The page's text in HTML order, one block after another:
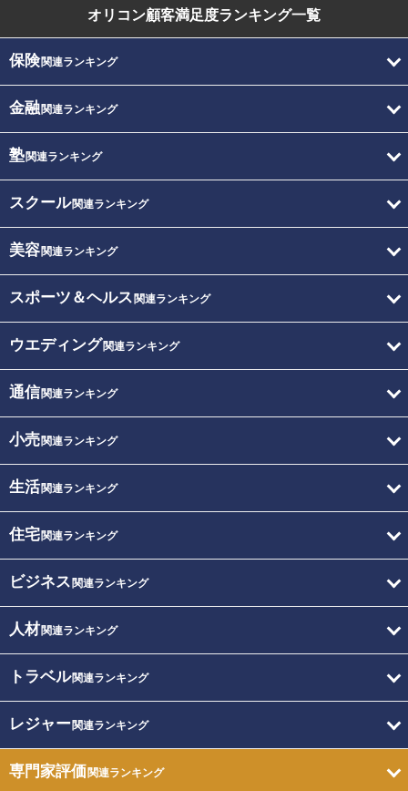
オリコン顧客満足度ランキング一覧
保険関連ランキング
金融関連ランキング
塾関連ランキング
スクール関連ランキング
美容関連ランキング
スポーツ＆ヘルス 関連ランキング
ウエディング関連ランキング
通信関連ランキング
小売関連ランキング
生活関連ランキング
住宅関連ランキング
ビジネス 関連ランキング
人材関連ランキング
トラベル関連ランキング
レジャー関連ランキング
専門家評価関連ランキング